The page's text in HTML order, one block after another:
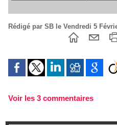
Rédigé par SB le Vendredi 5
Voir les 3 commentaires